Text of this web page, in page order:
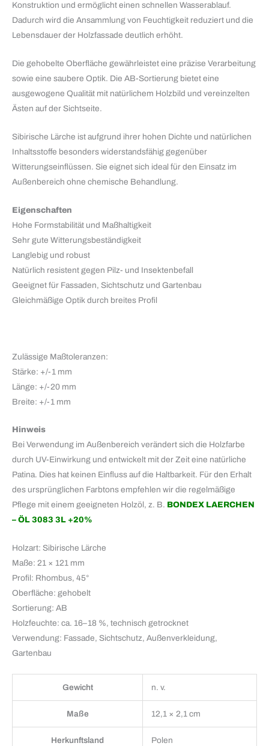
Konstruktion und ermöglicht einen schnellen Wasserablauf.
Dadurch wird die Ansammlung von Feuchtigkeit reduziert und die
Lebensdauer der Holzfassade deutlich erhöht.
Die gehobelte Oberfläche gewährleistet eine präzise Verarbeitung
sowie eine saubere Optik. Die AB-Sortierung bietet eine
ausgewogene Qualität mit natürlichem Holzbild und vereinzelten
Ästen auf der Sichtseite.
Sibirische Lärche ist aufgrund ihrer hohen Dichte und natürlichen
Inhaltsstoffe besonders widerstandsfähig gegenüber
Witterungseinflüssen. Sie eignet sich ideal für den Einsatz im
Außenbereich ohne chemische Behandlung.
Eigenschaften
Hohe Formstabilität und Maßhaltigkeit
Sehr gute Witterungsbeständigkeit
Langlebig und robust
Natürlich resistent gegen Pilz- und Insektenbefall
Geeignet für Fassaden, Sichtschutz und Gartenbau
Gleichmäßige Optik durch breites Profil
Zulässige Maßtoleranzen:
Stärke: +/-1 mm
Länge: +/-20 mm
Breite: +/-1 mm
Hinweis
Bei Verwendung im Außenbereich verändert sich die Holzfarbe
durch UV-Einwirkung und entwickelt mit der Zeit eine natürliche
Patina. Dies hat keinen Einfluss auf die Haltbarkeit. Für den Erhalt
des ursprünglichen Farbtons empfehlen wir die regelmäßige
Pflege mit einem geeigneten Holzöl, z. B. BONDEX LAERCHEN
– ÖL 3083 3L +20%
Holzart: Sibirische Lärche
Maße: 21 × 121 mm
Profil: Rhombus, 45°
Oberfläche: gehobelt
Sortierung: AB
Holzfeuchte: ca. 16–18 %, technisch getrocknet
Verwendung: Fassade, Sichtschutz, Außenverkleidung,
Gartenbau
Gewicht n. v.
Maße 12,1 × 2,1 cm
Herkunftsland Polen